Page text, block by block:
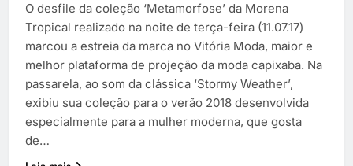
O desfile da coleção ‘Metamorfose’ da Morena
Tropical realizado na noite de terça-feira (11.07.17)
marcou a estreia da marca no Vitória Moda, maior e
melhor plataforma de projeção da moda capixaba. Na
passarela, ao som da clássica ‘Stormy Weather’,
exibiu sua coleção para o verão 2018 desenvolvida
especialmente para a mulher moderna, que gosta
de…